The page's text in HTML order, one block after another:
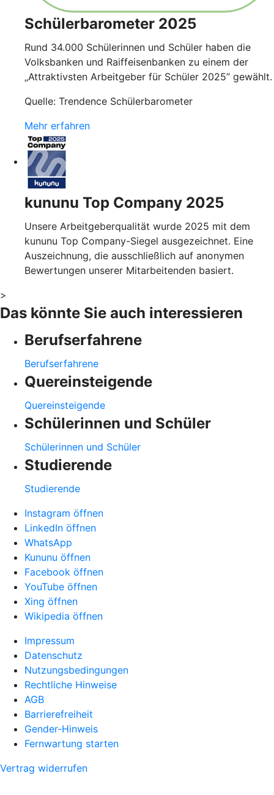
Schülerbarometer 2025
Rund 34.000 Schülerinnen und Schüler haben die
Volksbanken und Raiffeisenbanken zu einem der
„Attraktivsten Arbeitgeber für Schüler 2025” gewählt.
Quelle: Trendence Schülerbarometer
Mehr erfahren
kununu Top Company 2025
Unsere Arbeitgeberqualität wurde 2025 mit dem
kununu Top Company-Siegel ausgezeichnet. Eine
Auszeichnung, die ausschließlich auf anonymen
Bewertungen unserer Mitarbeitenden basiert.
>
Das könnte Sie auch interessieren
Berufserfahrene
Berufserfahrene
Quereinsteigende
Quereinsteigende
Schülerinnen und Schüler
Schülerinnen und Schüler
Studierende
Studierende
Instagram öffnen
LinkedIn öffnen
WhatsApp
Kununu öffnen
Facebook öffnen
YouTube öffnen
Xing öffnen
Wikipedia öffnen
Impressum
Datenschutz
Nutzungsbedingungen
Rechtliche Hinweise
AGB
Barrierefreiheit
Gender-Hinweis
Fernwartung starten
Vertrag widerrufen